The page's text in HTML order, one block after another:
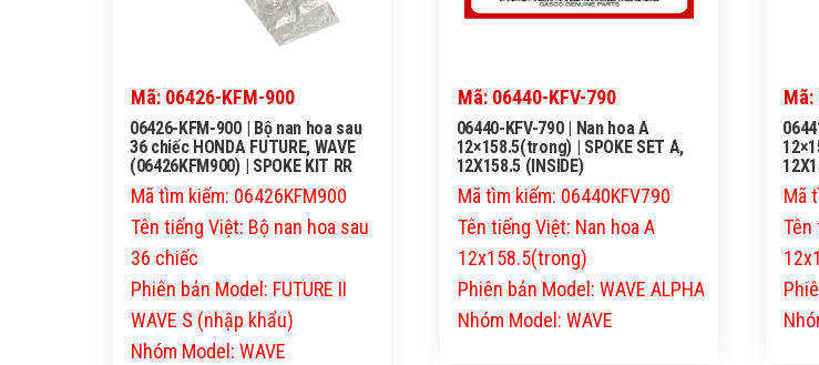
Mã: 06426-KFM-900
06426-KFM-900 | Bộ nan hoa sau
36 chiếc HONDA FUTURE, WAVE
(06426KFM900) | SPOKE KIT RR
Mã tìm kiếm: 06426KFM900
Tên tiếng Việt: Bộ nan hoa sau
36 chiếc
Phiên bản Model: FUTURE II
WAVE S (nhập khẩu)
Nhóm Model: WAVE
Mã: 06440-KFV-790
06440-KFV-790 | Nan hoa A
12×158.5(trong) | SPOKE SET A,
12X158.5 (INSIDE)
Mã tìm kiếm: 06440KFV790
Tên tiếng Việt: Nan hoa A
12x158.5(trong)
Phiên bản Model: WAVE ALPHA
Nhóm Model: WAVE
Mã:
Mã
Tên